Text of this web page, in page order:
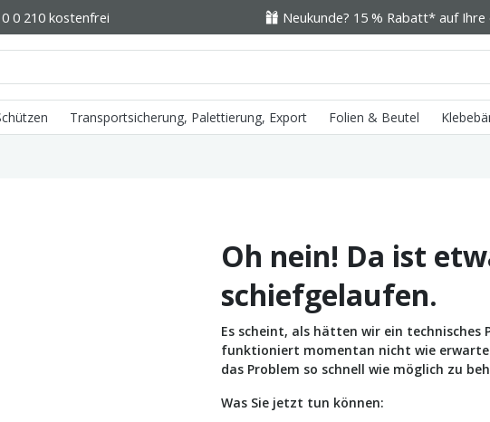
0 210 kostenfrei Neukunde? 15 % Rabatt* auf
Transportsicherung, Palettierung, Export Folien & Beutel
Oh nein! Da ist
schiefgelaufen.
Es scheint, als hätten wir ein technisches
funktioniert momentan nicht wie
das Problem so schnell wie möglich zu
Was Sie jetzt tun können: